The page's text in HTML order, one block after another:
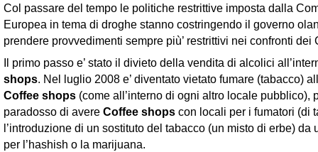
Col passare del tempo le politiche restrittive imposta dalla
Europea in tema di droghe stanno costringendo il governo
prendere provvedimenti sempre più’ restrittivi nei confronti dei
Il primo passo e’ stato il divieto della vendita di alcolici
shops. Nel luglio 2008 e’ diventato vietato fumare (tabacco)
Coffee shops (come all’interno di ogni altro locale pubblico),
paradosso di avere Coffee shops con locali per i fumatori (di
l’introduzione di un sostituto del tabacco (un misto di erbe) da
per l’hashish o la marijuana.